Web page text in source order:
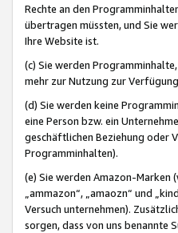
Rechte an den
übertragen müssten, und Sie
Ihre Website ist.
(c) Sie werden
mehr zur Nutzung zur
(d) Sie werden keine
eine Person bzw. ein
geschäftlichen Beziehung oder
Programminhalten).
(e) Sie werden Amazon-Marken
„ammazon“, „amaozn“ und
Versuch unternehmen).
sorgen, dass von uns benannte